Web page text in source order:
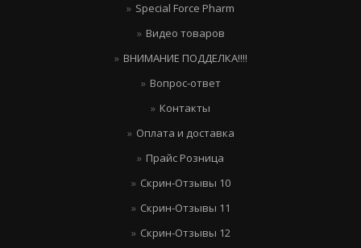
Special Force Pharm
Видео товаров
ВНИМАНИЕ ПОДДЕЛКА!!!!
Вопрос-ответ
Контакты
Оплата и доставка
Прайс Розница
Скрин-Отзывы 10
Скрин-Отзывы 11
Скрин-Отзывы 12